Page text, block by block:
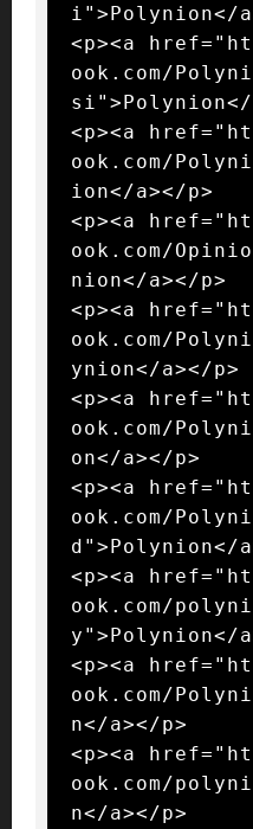
i">Polynion</
<p><a
ook.com/
si">Polynion</
<p><a
ook.com/
ion</a></p>
<p><a
ook.com/
nion</a></p>
<p><a
ook.com/
ynion</a></p>
<p><a
ook.com/
on</a></p>
<p><a
ook.com/
d">Polynion</
<p><a
ook.com/
y">Polynion</
<p><a
ook.com/
n</a></p>
<p><a
ook.com/
n</a></p>